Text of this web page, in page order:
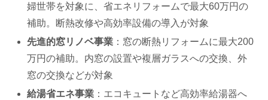
婦世帯を対象に、省エネリフォームで最大60万円の
補助。断熱改修や高効率設備の導入が対象
先進的窓リノベ事業 ：窓の断熱リフォームに最大200
万円の補助。内窓の設置や複層ガラスへの交換、外
窓の交換などが対象
給湯省エネ事業 ：エコキュートなど高効率給湯器へ